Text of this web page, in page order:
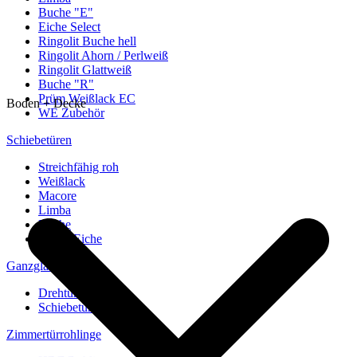
Buche "E"
Eiche Select
Ringolit Buche hell
Ringolit Ahorn / Perlweiß
Ringolit Glattweiß
Buche "R"
Prüm Weißlack EC
WE Zubehör
Schiebetüren
Streichfähig roh
Weißlack
Macore
Limba
Buche
europ. Eiche
Ganzglastüren
Drehtüren
Schiebetüren
Zimmertürrohlinge
Boden + Decke